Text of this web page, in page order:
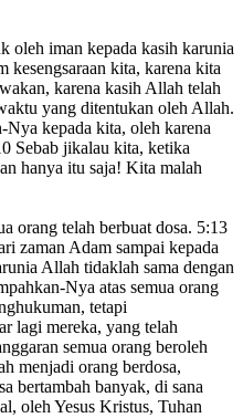
oleh iman kepada kasih karunia
kesengsaraan kita, karena kita
karena kasih Allah telah
yang ditentukan oleh Allah.
kepada kita, oleh karena
Sebab jikalau kita, ketika
hanya itu saja! Kita malah
orang telah berbuat dosa. 5:13
zaman Adam sampai kepada
Allah tidaklah sama dengan
Nya atas semua orang
tetapi
lagi mereka, yang telah
semua orang beroleh
menjadi orang berdosa,
bertambah banyak, di sana
oleh Yesus Kristus, Tuhan